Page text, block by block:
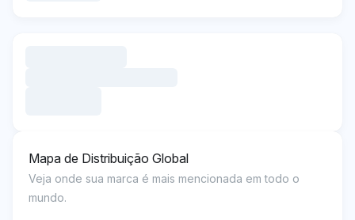
Mapa de Distribuição Global
Veja onde sua marca é mais mencionada em todo o
mundo.